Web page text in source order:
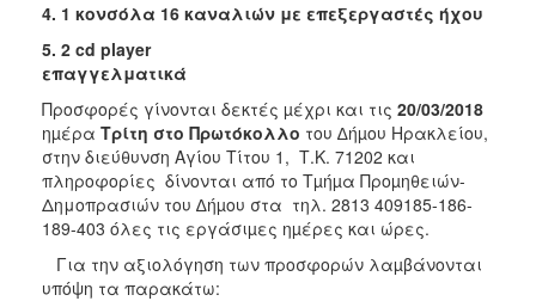
4. 1 κονσόλα 16 καναλιών με επεξεργαστές ήχου
5. 2 cd player
επαγγελματικά
Προσφορές γίνονται δεκτές µέχρι και τις 20/03/2018
ηµέρα Τρίτη στο Πρωτόκολλο του ∆ήµου Ηρακλείου,
στην διεύθυνση Αγίου Τίτου 1, Τ.Κ. 71202 και
πληροφορίες δίνονται από το Τµήµα Προµηθειών-
Δημοπρασιών του ∆ήµου στα τηλ. 2813 409185-186-
189-403 όλες τις εργάσιµες ηµέρες και ώρες.
Για την αξιολόγηση των προσφορών λαµβάνονται
υπόψη τα παρακάτω: